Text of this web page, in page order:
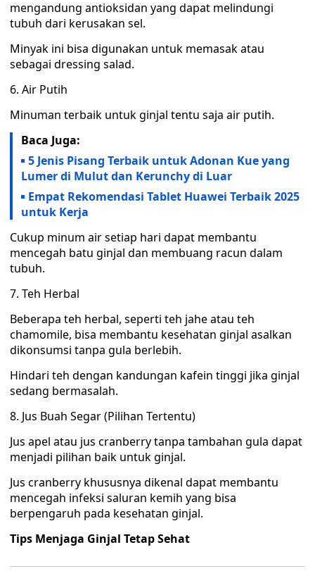
mengandung antioksidan yang dapat melindungi
tubuh dari kerusakan sel.
Minyak ini bisa digunakan untuk memasak atau
sebagai dressing salad.
6. Air Putih
Minuman terbaik untuk ginjal tentu saja air putih.
Baca Juga:
5 Jenis Pisang Terbaik untuk Adonan Kue yang
Lumer di Mulut dan Kerunchy di Luar
Empat Rekomendasi Tablet Huawei Terbaik 2025
untuk Kerja
Cukup minum air setiap hari dapat membantu
mencegah batu ginjal dan membuang racun dalam
tubuh.
7. Teh Herbal
Beberapa teh herbal, seperti teh jahe atau teh
chamomile, bisa membantu kesehatan ginjal asalkan
dikonsumsi tanpa gula berlebih.
Hindari teh dengan kandungan kafein tinggi jika ginjal
sedang bermasalah.
8. Jus Buah Segar (Pilihan Tertentu)
Jus apel atau jus cranberry tanpa tambahan gula dapat
menjadi pilihan baik untuk ginjal.
Jus cranberry khususnya dikenal dapat membantu
mencegah infeksi saluran kemih yang bisa
berpengaruh pada kesehatan ginjal.
Tips Menjaga Ginjal Tetap Sehat